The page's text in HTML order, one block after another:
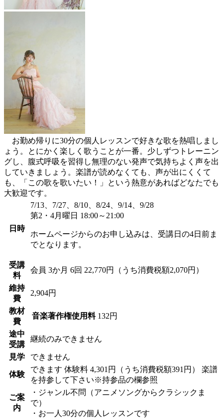
お勤め帰りに30分の個人レッスンで好きな歌を熱唱しまし
ょう。とにかく楽しく歌うことが一番。少しずつトレーニン
グし、腹式呼吸を習得し無理のない発声で気持ちよく声を出
していきましょう。楽譜が読めなくても、声が出にくくて
も、「この歌を歌いたい！」という熱意があればどなたでも
大歓迎です。
日時
7/13、7/27、8/10、8/24、9/14、9/28
第2・4月曜日 18:00～21:00
ホームページからのお申し込みは、受講日の4日前ま
でとなります。
受講
料
会員 3か月 6回 22,770円（うち消費税額2,070円）
維持
費
2,904円
教材
費
音楽著作権使用料 132円
途中
受講
継続のみできません
見学 できません
体験
できます 体験料 4,301円（うち消費税額391円） 楽譜
を持参して下さい※持参品の欄参照
ご案
内
・ジャンル不問（アニメソングからクラシックま
で）
・お一人30分の個人レッスンです